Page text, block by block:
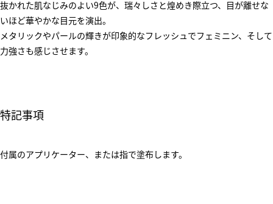
抜かれた肌なじみのよい9色が、瑞々しさと煌めき際立つ、目が離せな
いほど華やかな目元を演出。
メタリックやパールの輝きが印象的なフレッシュでフェミニン、そして
力強さも感じさせます。
特記事項
付属のアプリケーター、または指で塗布します。